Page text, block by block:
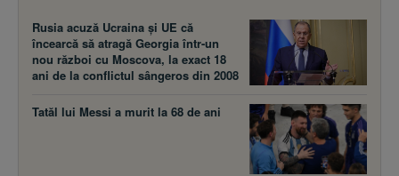
Rusia acuză Ucraina şi UE că
încearcă să atragă Georgia într-un
nou război cu Moscova, la exact 18
ani de la conflictul sângeros din 2008
Tatăl lui Messi a murit la 68 de ani